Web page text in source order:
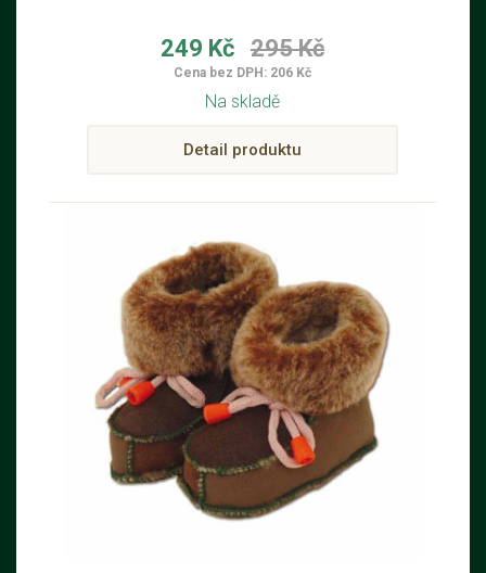
249 Kč 295 Kč
Cena bez DPH: 206 Kč
Na skladě
Detail produktu